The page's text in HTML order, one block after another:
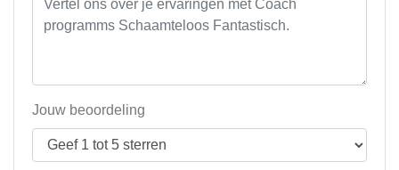
Jouw beoordeling